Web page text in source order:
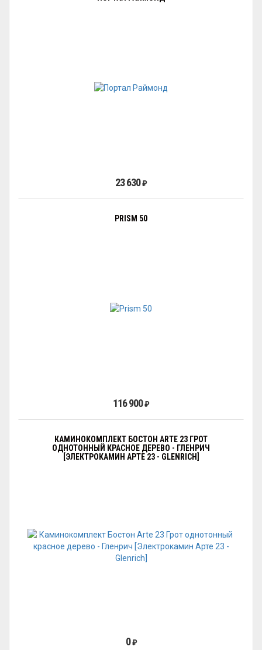
23 630₽
PRISM 50
116 900₽
КАМИНОКОМПЛЕКТ БОСТОН ARTE 23 ГРОТ
ОДНОТОННЫЙ КРАСНОЕ ДЕРЕВО - ГЛЕНРИЧ
[ЭЛЕКТРОКАМИН АРТЕ 23 - GLENRICH]
0₽